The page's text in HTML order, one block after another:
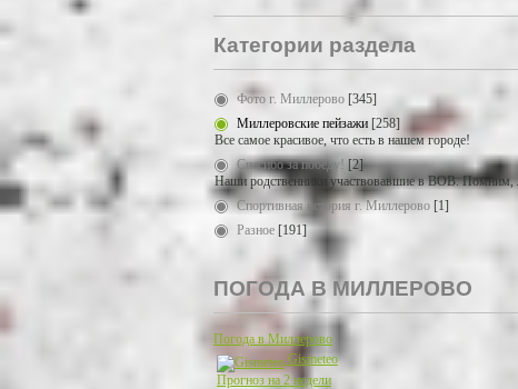
Категории раздела
Фото г. Миллерово [345]
Миллеровские пейзажи [258]
Все самое красивое, что есть в нашем городе!
Спасибо за победу! [2]
Наши родственники участвовавшие в ВОВ.
Спортивная история г. Миллерово [1]
Разное [191]
ПОГОДА В МИЛЛЕРОВО
Погода в Миллерово
Gismeteo
Прогноз на 2 недели